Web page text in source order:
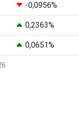
-0,0956%
0,2363%
0,0651%